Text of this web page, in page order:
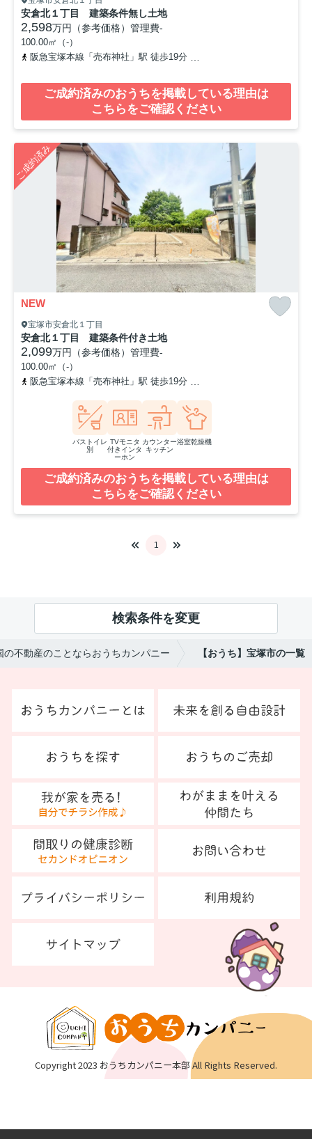
安倉北１丁目 建築条件無し土地
2,598万円（参考価格） 管理費-
100.00㎡（-）
阪急宝塚本線「売布神社」駅 徒歩19分
ご成約済みのおうちを掲載している理由は
こちらをご確認ください
ご成約済み
NEW
宝塚市安倉北１丁目
安倉北１丁目 建築条件付き土地
2,099万円（参考価格） 管理費-
100.00㎡（-）
阪急宝塚本線「売布神社」駅 徒歩19分
バストイレ
別
TVモニタ
付きインタ
ーホン
カウンター
キッチン
浴室乾燥機
ご成約済みのおうちを掲載している理由は
こちらをご確認ください
1
検索条件を変更
の不動産のことならおうちカンパニー 【おうち】宝塚市の一覧
Copyright 2023 おうちカンパニー本部 All Rights Reserved.